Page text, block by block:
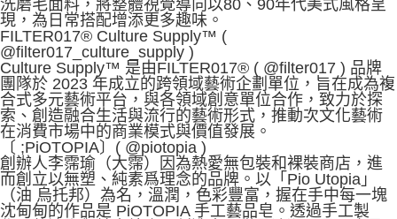
宅配
每筆NT$70，滿NT$1,500(含以上)免運費
付款後門市自取
免運費
洗磨毛面料，將整體視覺導向以80、90年代美式風格呈
現，為日常搭配增添更多趣味。
FILTER017® Culture Supply™ (
@filter017_culture_supply )
Culture Supply™ 是由FILTER017® ( @filter017 ) 品牌
團隊於 2023 年成立的跨領域藝術企劃單位，旨在成為複
合式多元藝術平台，與各領域創意單位合作，致力於探
索、創造融合生活與流行的藝術形式，推動次文化藝術
在消費市場中的商業模式與價值發展。
〔 ;PiOTOPIA〕( @piotopia )
創辦人李霈瑜（大霈）因為熱愛無包裝和裸裝商店，進
而創立以無塑、純素爲理念的品牌。以「Pio Utopia」
（油 烏托邦）為名，溫潤，色彩豐富，握在手中每一塊
沈甸甸的作品是 PiOTOPIA 手工藝品皂。透過手工製